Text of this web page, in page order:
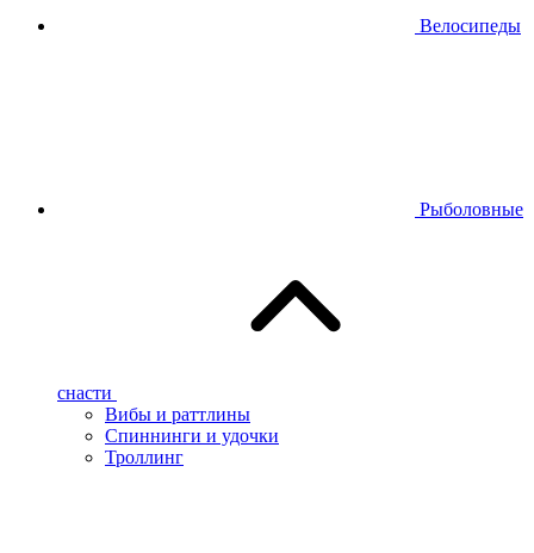
Велосипеды
Рыболовные
снасти
Вибы и раттлины
Спиннинги и удочки
Троллинг